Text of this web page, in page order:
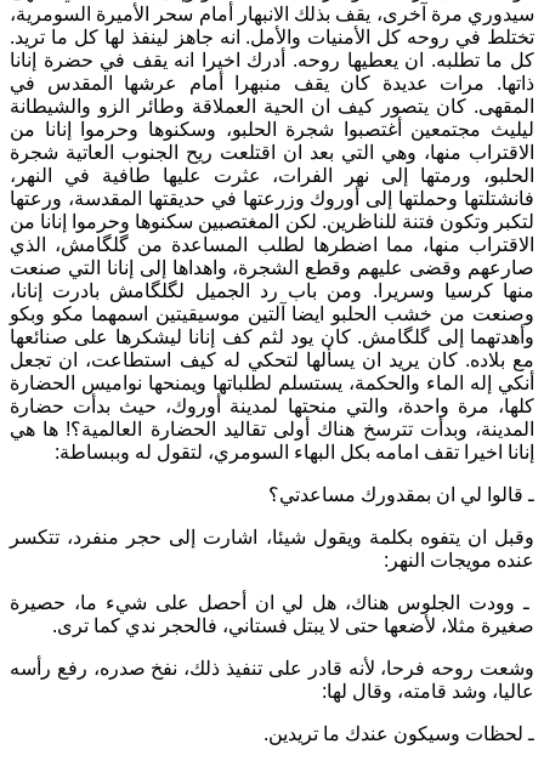
سيدوري مرة آخرى، يقف بذلك الانبهار أمام سحر الأميرة السومرية،
تختلط في روحه كل الأمنيات والأمل. انه جاهز لينفذ لها كل ما تريد.
كل ما تطلبه. ان يعطيها روحه. أدرك اخيرا انه يقف في حضرة إنانا
ذاتها. مرات عديدة كان يقف منبهرا أمام عرشها المقدس في
المقهى. كان يتصور كيف ان الحية العملاقة وطائر الزو والشيطانة
ليليث مجتمعين أغتصبوا شجرة الحلبو، وسكنوها وحرموا إنانا من
الاقتراب منها، وهي التي بعد ان اقتلعت ريح الجنوب العاتية شجرة
الحلبو، ورمتها إلى نهر الفرات، عثرت عليها طافية في النهر،
فانشتلتها وحملتها إلى أوروك وزرعتها في حديقتها المقدسة، ورعتها
لتكبر وتكون فتنة للناظرين. لكن المغتصبين سكنوها وحرموا إنانا من
الاقتراب منها، مما اضطرها لطلب المساعدة من گلگامش، الذي
صارعهم وقضى عليهم وقطع الشجرة، واهداها إلى إنانا التي صنعت
منها كرسيا وسريرا. ومن باب رد الجميل لگلگامش بادرت إنانا،
وصنعت من خشب الحلبو ايضا آلتين موسيقيتين اسمهما مكو وبكو
وأهدتهما إلى گلگامش. كان يود لثم كف إنانا ليشكرها على صنائعها
مع بلاده. كان يريد ان يسألها لتحكي له كيف استطاعت، ان تجعل
أنكي إله الماء والحكمة، يستسلم لطلباتها ويمنحها نواميس الحضارة
كلها، مرة واحدة، والتي منحتها لمدينة أوروك، حيث بدأت حضارة
المدينة، وبدأت تترسخ هناك أولى تقاليد الحضارة العالمية؟! ها هي
إنانا اخيرا تقف امامه بكل البهاء السومري، لتقول له وببساطة:
ـ قالوا لي ان بمقدورك مساعدتي؟
وقبل ان يتفوه بكلمة ويقول شيئا، اشارت إلى حجر منفرد، تتكسر
عنده مويجات النهر:
ـ وودت الجلوس هناك، هل لي ان أحصل على شيء ما، حصيرة
صغيرة مثلا، لأضعها حتى لا يبتل فستاني، فالحجر ندي كما ترى.
وشعت روحه فرحا، لأنه قادر على تنفيذ ذلك، نفخ صدره، رفع رأسه
عاليا، وشد قامته، وقال لها:
ـ لحظات وسيكون عندك ما تريدين.